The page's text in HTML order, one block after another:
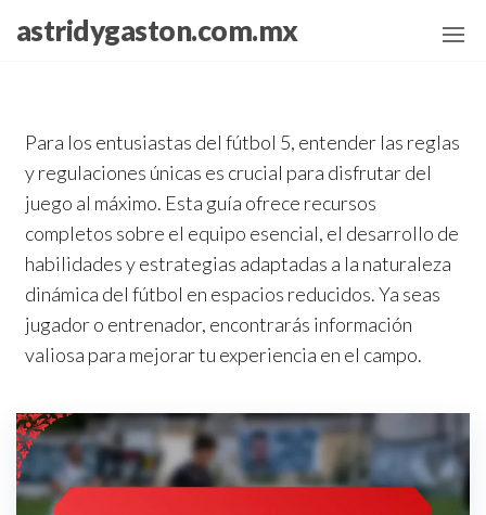
astridygaston.com.mx
Para los entusiastas del fútbol 5, entender las reglas
y regulaciones únicas es crucial para disfrutar del
juego al máximo. Esta guía ofrece recursos
completos sobre el equipo esencial, el desarrollo de
habilidades y estrategias adaptadas a la naturaleza
dinámica del fútbol en espacios reducidos. Ya seas
jugador o entrenador, encontrarás información
valiosa para mejorar tu experiencia en el campo.